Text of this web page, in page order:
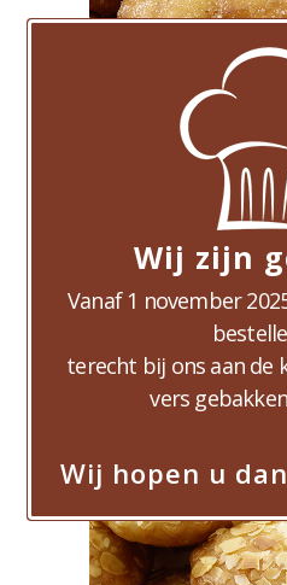
2
€
Wij zijn
Vanaf 1 november
terecht bij ons aan de
vers
Wij hopen u